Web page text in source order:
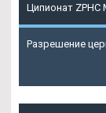
Ципионат ZPHC
Разрешение